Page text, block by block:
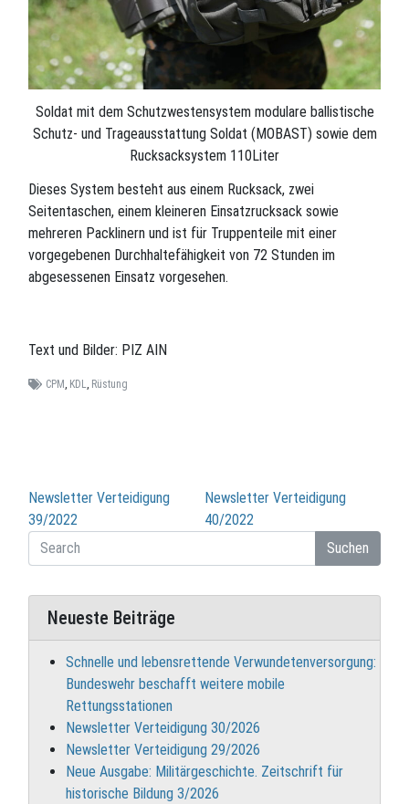
Soldat mit dem Schutzwestensystem modulare ballistische
Schutz- und Trageausstattung Soldat (MOBAST) sowie dem
Rucksacksystem 110Liter
Dieses System besteht aus einem Rucksack, zwei
Seitentaschen, einem kleineren Einsatzrucksack sowie
mehreren Packlinern und ist für Truppenteile mit einer
vorgegebenen Durchhaltefähigkeit von 72 Stunden im
abgesessenen Einsatz vorgesehen.
Text und Bilder: PIZ AIN
CPM, KDL, Rüstung
Beitragsnavigation
Newsletter Verteidigung
39/2022
Newsletter Verteidigung
40/2022
Suchen
Neueste Beiträge
Schnelle und lebensrettende Verwundetenversorgung:
Bundeswehr beschafft weitere mobile
Rettungsstationen
Newsletter Verteidigung 30/2026
Newsletter Verteidigung 29/2026
Neue Ausgabe: Militärgeschichte. Zeitschrift für
historische Bildung 3/2026